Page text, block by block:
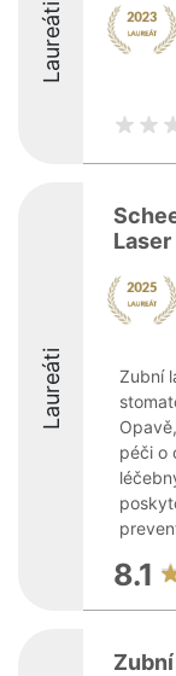
Laureáti
Laureáti
Laser
Zubní
péči o
8.1